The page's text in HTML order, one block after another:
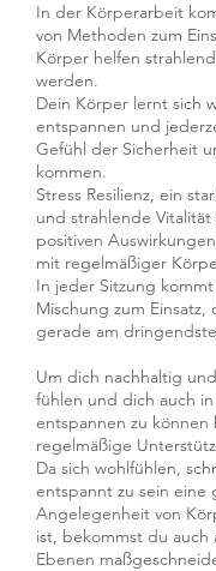
In der Körperarbeit
von Methoden zum
Körper helfen
werden.
Dein Körper lernt sich
entspannen und
Gefühl der Sicherheit
kommen.
Stress Resilienz, ein
und strahlende
positiven
mit regelmäßiger
In jeder Sitzung
Mischung zum
gerade am
Um dich nachhaltig
fühlen und dich auch
entspannen zu können
regelmäßige
Da sich wohlfühlen,
entspannt zu sein eine
Angelegenheit von
ist, bekommst du auch
Ebenen